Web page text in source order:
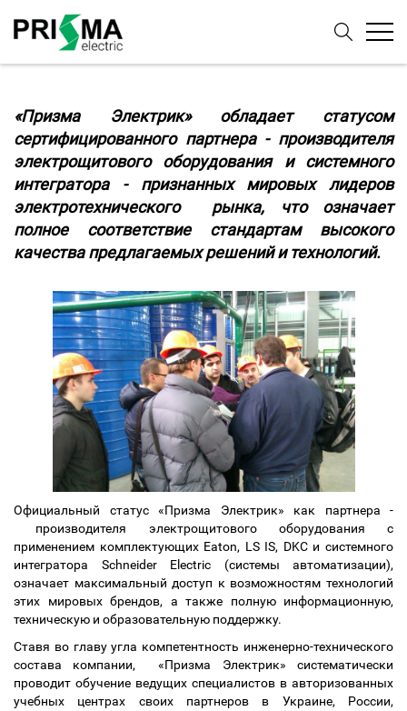
«Призма Электрик» обладает статусом
сертифицированного партнера - производителя
электрощитового оборудования и системного
интегратора - признанных мировых лидеров
электротехнического рынка, что означает
полное соответствие стандартам высокого
качества предлагаемых решений и технологий.
Официальный статус «Призма Электрик» как партнера -
производителя электрощитового оборудования с
применением комплектующих Eaton, LS IS, DKC и системного
интегратора Schneider Electric (системы автоматизации),
означает максимальный доступ к возможностям технологий
этих мировых брендов, а также полную информационную,
техническую и образовательную поддержку.
Ставя во главу угла компетентность инженерно-технического
состава компании, «Призма Электрик» систематически
проводит обучение ведущих специалистов в авторизованных
учебных центрах своих партнеров в Украине, России,